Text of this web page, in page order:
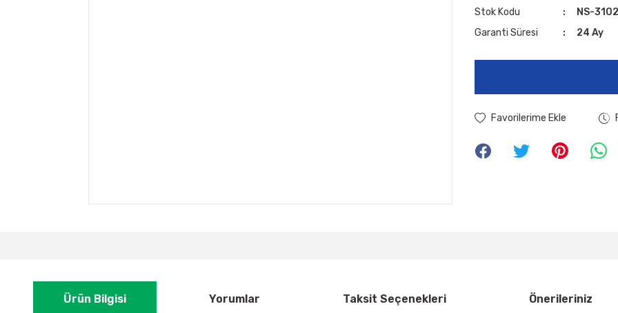
Stok Kodu
NS-
Garanti Süresi
24 Ay
Ürün Bilgisi Yorumlar Taksit Seçenekleri Önerileriniz